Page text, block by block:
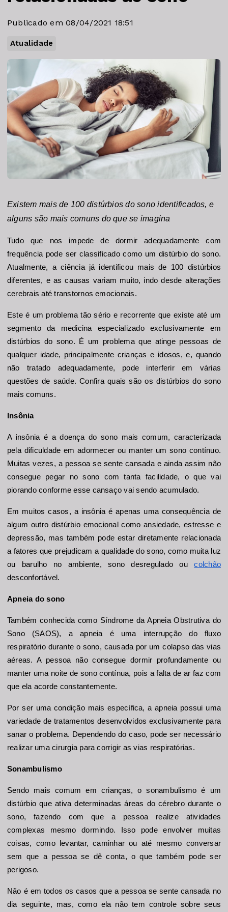
Publicado em 08/04/2021 18:51
Atualidade
Existem mais de 100 distúrbios do sono identificados, e
alguns são mais comuns do que se imagina
Tudo que nos impede de dormir adequadamente com
frequência pode ser classificado como um distúrbio do sono.
Atualmente, a ciência já identificou mais de 100 distúrbios
diferentes, e as causas variam muito, indo desde alterações
cerebrais até transtornos emocionais.
Este é um problema tão sério e recorrente que existe até um
segmento da medicina especializado exclusivamente em
distúrbios do sono. É um problema que atinge pessoas de
qualquer idade, principalmente crianças e idosos, e, quando
não tratado adequadamente, pode interferir em várias
questões de saúde. Confira quais são os distúrbios do sono
mais comuns.
Insônia
A insônia é a doença do sono mais comum, caracterizada
pela dificuldade em adormecer ou manter um sono contínuo.
Muitas vezes, a pessoa se sente cansada e ainda assim não
consegue pegar no sono com tanta facilidade, o que vai
piorando conforme esse cansaço vai sendo acumulado.
Em muitos casos, a insônia é apenas uma consequência de
algum outro distúrbio emocional como ansiedade, estresse e
depressão, mas também pode estar diretamente relacionada
a fatores que prejudicam a qualidade do sono, como muita luz
ou barulho no ambiente, sono desregulado ou colchão
desconfortável.
Apneia do sono
Também conhecida como Síndrome da Apneia Obstrutiva do
Sono (SAOS), a apneia é uma interrupção do fluxo
respiratório durante o sono, causada por um colapso das vias
aéreas. A pessoa não consegue dormir profundamente ou
manter uma noite de sono contínua, pois a falta de ar faz com
que ela acorde constantemente.
Por ser uma condição mais específica, a apneia possui uma
variedade de tratamentos desenvolvidos exclusivamente para
sanar o problema. Dependendo do caso, pode ser necessário
realizar uma cirurgia para corrigir as vias respiratórias.
Sonambulismo
Sendo mais comum em crianças, o sonambulismo é um
distúrbio que ativa determinadas áreas do cérebro durante o
sono, fazendo com que a pessoa realize atividades
complexas mesmo dormindo. Isso pode envolver muitas
coisas, como levantar, caminhar ou até mesmo conversar
sem que a pessoa se dê conta, o que também pode ser
perigoso.
Não é em todos os casos que a pessoa se sente cansada no
dia seguinte, mas, como ela não tem controle sobre seus